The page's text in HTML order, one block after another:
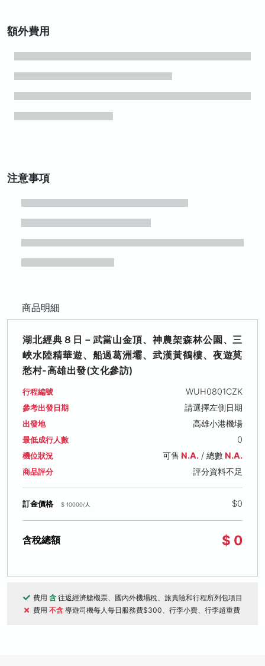
額外費用
注意事項
商品明細
湖北經典８日－武當山金頂、神農架森林公園、三
峽水陸精華遊、船過葛洲壩、武漢黃鶴樓、夜遊莫
愁村-高雄出發(文化參訪)
行程編號 WUH0801CZK
參考出發日期 請選擇左側日期
出發地 高雄小港機場
最低成行人數 0
機位狀況 可售 N.A./ 總數N.A.
商品評分 評分資料不足
訂金價格 $ 10000/人 $0
含稅總額 $ 0
費用 含 往返經濟艙機票、國內外機場稅、旅責險和行程所列包項目
費用 不含 導遊司機每人每日服務費$300、行李小費、行李超重費